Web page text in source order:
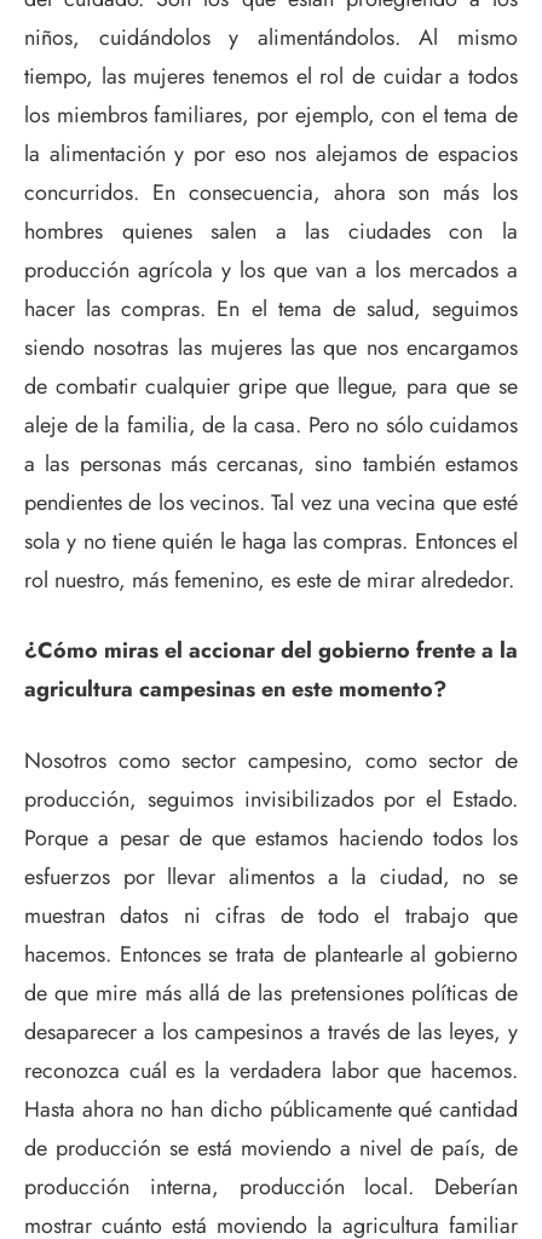
niños, cuidándolos y alimentándolos. Al mismo
tiempo, las mujeres tenemos el rol de cuidar a todos
los miembros familiares, por ejemplo, con el tema de
la alimentación y por eso nos alejamos de espacios
concurridos. En consecuencia, ahora son más los
hombres quienes salen a las ciudades con la
producción agrícola y los que van a los mercados a
hacer las compras. En el tema de salud, seguimos
siendo nosotras las mujeres las que nos encargamos
de combatir cualquier gripe que llegue, para que se
aleje de la familia, de la casa. Pero no sólo cuidamos
a las personas más cercanas, sino también estamos
pendientes de los vecinos. Tal vez una vecina que esté
sola y no tiene quién le haga las compras. Entonces el
rol nuestro, más femenino, es este de mirar alrededor.
¿Cómo miras el accionar del gobierno frente a la
agricultura campesinas en este momento?
Nosotros como sector campesino, como sector de
producción, seguimos invisibilizados por el Estado.
Porque a pesar de que estamos haciendo todos los
esfuerzos por llevar alimentos a la ciudad, no se
muestran datos ni cifras de todo el trabajo que
hacemos. Entonces se trata de plantearle al gobierno
de que mire más allá de las pretensiones políticas de
desaparecer a los campesinos a través de las leyes, y
reconozca cuál es la verdadera labor que hacemos.
Hasta ahora no han dicho públicamente qué cantidad
de producción se está moviendo a nivel de país, de
producción interna, producción local. Deberían
mostrar cuánto está moviendo la agricultura familiar